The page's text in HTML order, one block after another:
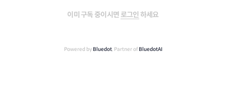
이미 구독 중이시면 로그인 하세요
Powered by Bluedot, Partner of BluedotAI